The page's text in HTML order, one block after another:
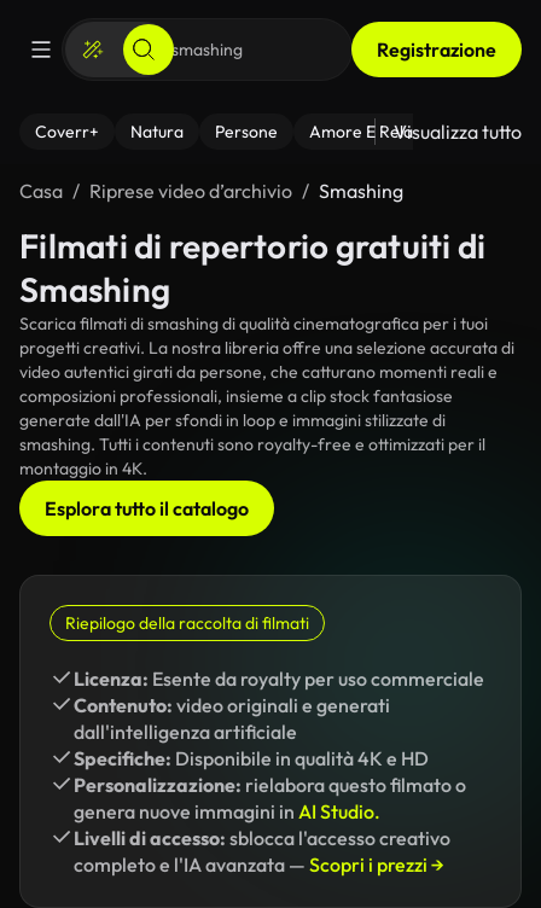
Registrazione
Coverr+ Natura Persone Amore E Relazioni Il
Visualizza tutto
Casa Riprese video d’archivio Smashing
Filmati di repertorio gratuiti di
Smashing
Scarica filmati di smashing di qualità cinematografica per i tuoi
progetti creativi. La nostra libreria offre una selezione accurata di
video autentici girati da persone, che catturano momenti reali e
composizioni professionali, insieme a clip stock fantasiose
generate dall'IA per sfondi in loop e immagini stilizzate di
smashing. Tutti i contenuti sono royalty-free e ottimizzati per il
montaggio in 4K.
Esplora tutto il catalogo
Riepilogo della raccolta di filmati
Licenza: Esente da royalty per uso commerciale
Contenuto: video originali e generati
dall'intelligenza artificiale
Specifiche: Disponibile in qualità 4K e HD
Personalizzazione: rielabora questo filmato o
genera nuove immagini in AI Studio.
Livelli di accesso: sblocca l'accesso creativo
completo e l'IA avanzata — Scopri i prezzi →